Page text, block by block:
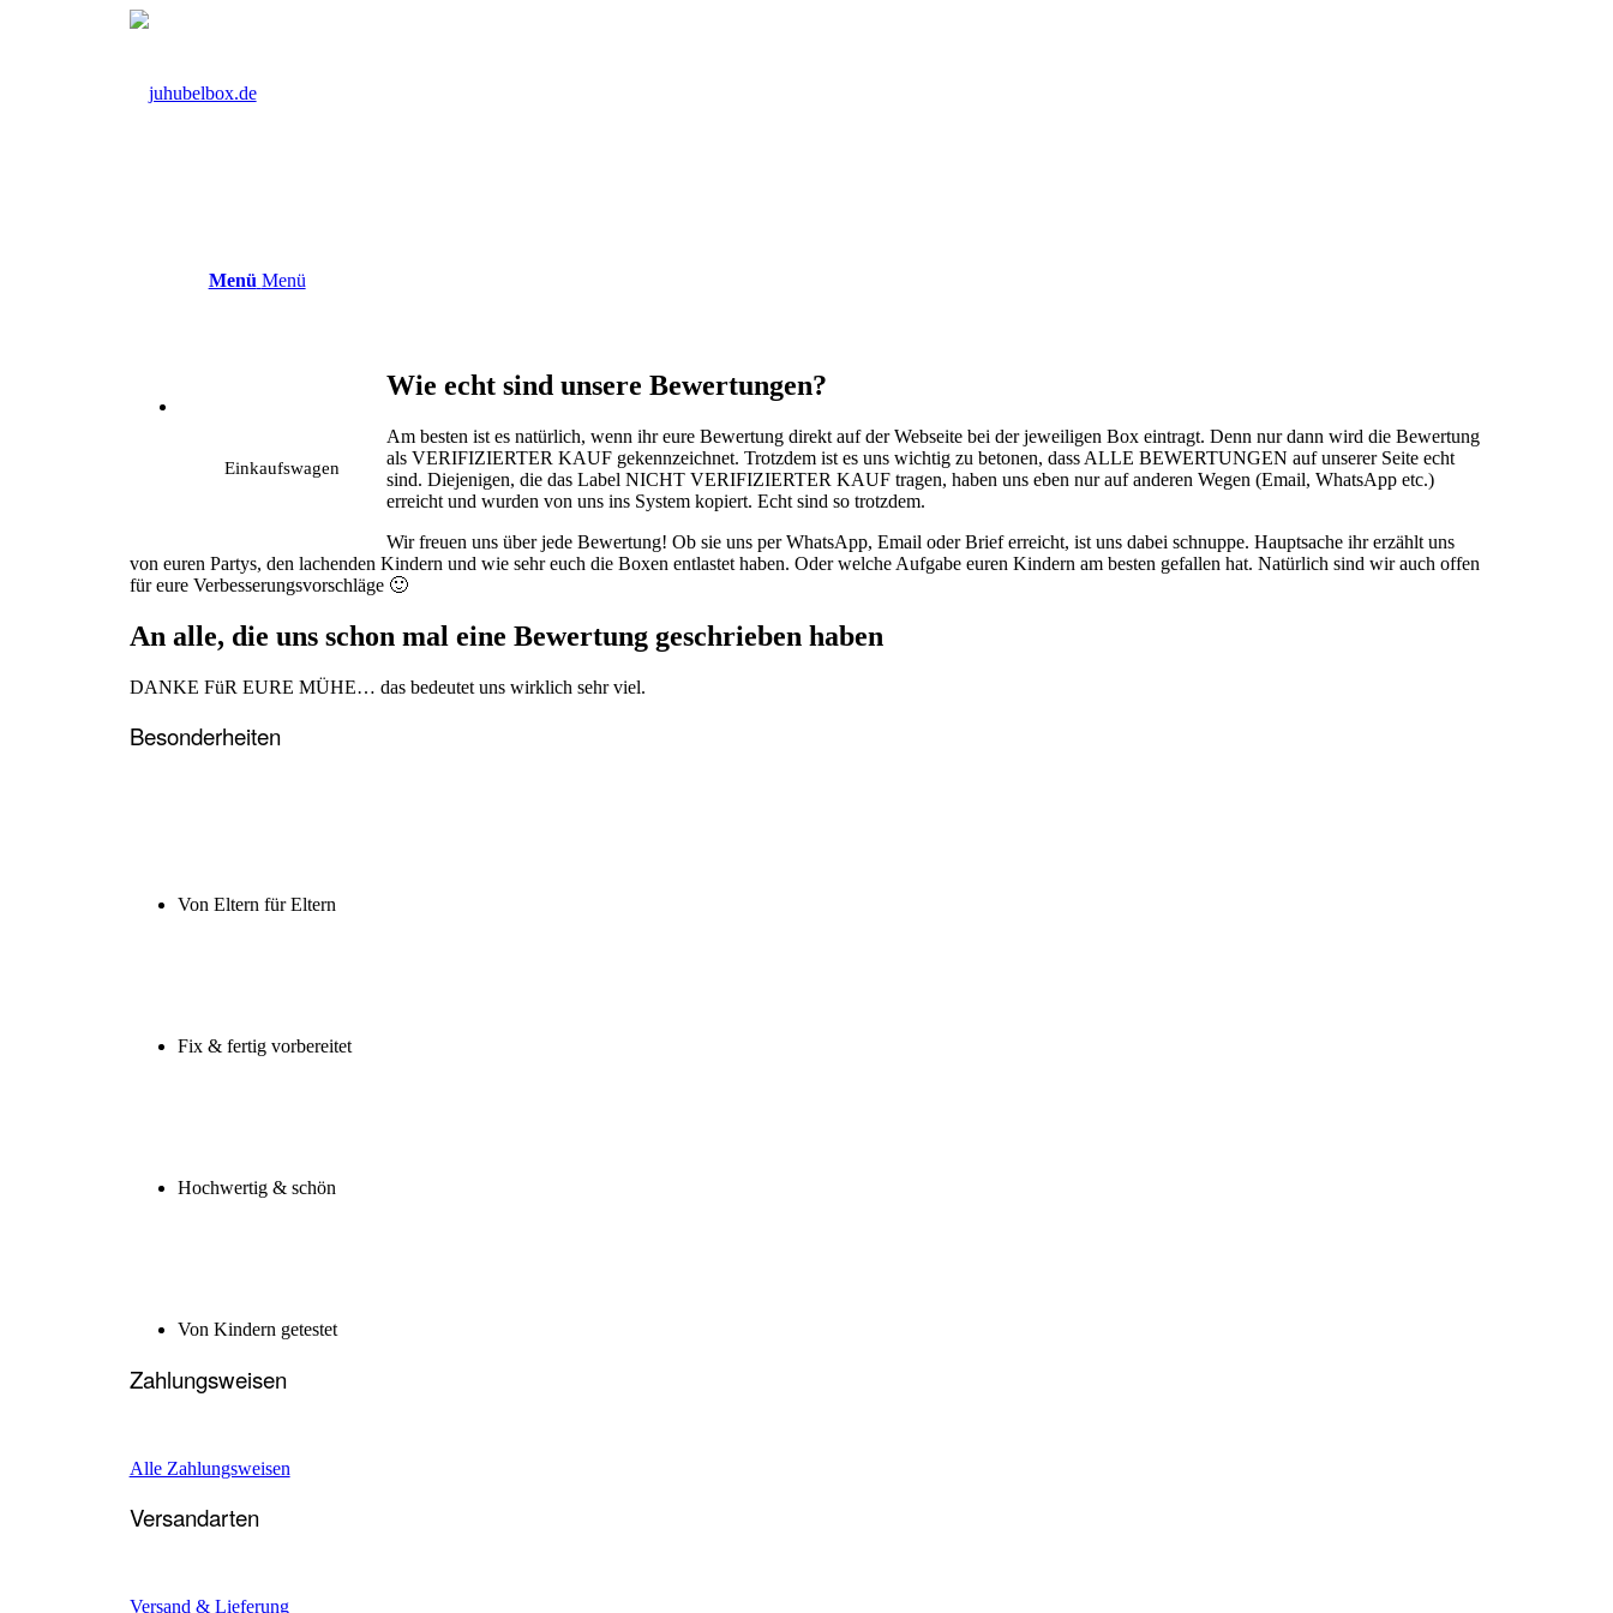
Menü Menü
Einkaufswagen
Wie echt sind unsere Bewertungen?
Am besten ist es natürlich, wenn ihr eure Bewertung direkt auf der Webseite bei der jeweiligen Box eintragt. Denn nur dann wird die Bewertung
als VERIFIZIERTER KAUF gekennzeichnet. Trotzdem ist es uns wichtig zu betonen, dass ALLE BEWERTUNGEN auf unserer Seite echt
sind. Diejenigen, die das Label NICHT VERIFIZIERTER KAUF tragen, haben uns eben nur auf anderen Wegen (Email, WhatsApp etc.)
erreicht und wurden von uns ins System kopiert. Echt sind so trotzdem.
Wir freuen uns über jede Bewertung! Ob sie uns per WhatsApp, Email oder Brief erreicht, ist uns dabei schnuppe. Hauptsache ihr erzählt uns
von euren Partys, den lachenden Kindern und wie sehr euch die Boxen entlastet haben. Oder welche Aufgabe euren Kindern am besten gefallen hat. Natürlich sind wir auch offen
für eure Verbesserungsvorschläge 🙂
An alle, die uns schon mal eine Bewertung geschrieben haben
DANKE FüR EURE MÜHE… das bedeutet uns wirklich sehr viel.
Besonderheiten
Von Eltern für Eltern
Fix & fertig vorbereitet
Hochwertig & schön
Von Kindern getestet
Zahlungsweisen
Alle Zahlungsweisen
Versandarten
Versand & Lieferung